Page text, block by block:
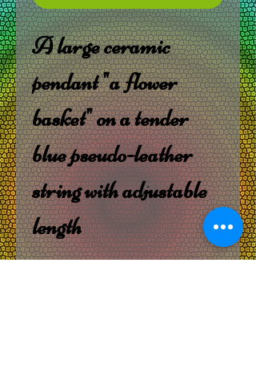
A large ceramic
pendant "a flower
basket" on a tender
blue pseudo-leather
string with adjustable
length